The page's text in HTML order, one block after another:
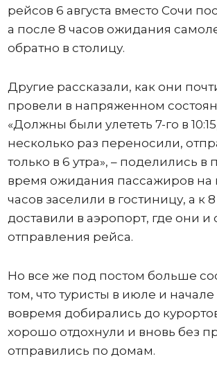
рейсов 6 августа вместо Сочи
а после 8 часов ожидания
обратно в столицу.
Другие рассказали, как они
провели в напряженном
«Должны были улететь 7-го в
несколько раз переносили,
только в 6 утра», – поделились в
время ожидания пассажиров на
часов заселили в гостиницу, а к
доставили в аэропорт, где они и
отправления рейса.
Но все же под постом больше
том, что туристы в июле и начале
вовремя добирались до
хорошо отдохнули и вновь без
отправились по домам.